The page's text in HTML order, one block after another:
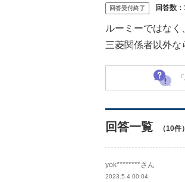
回答受付終了 回答数：
ルーミーではな
三菱関係者以外な
回答一覧 （10件）
yok********さん
2023.5.4 00:04